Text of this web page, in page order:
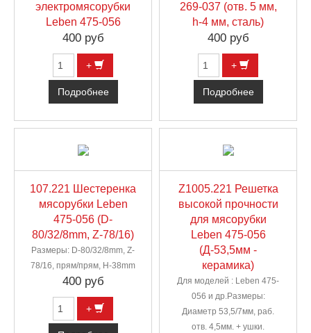
электромясорубки
Leben 475-056
400 руб
+
Подробнее
269-037 (отв. 5 мм,
h-4 мм, сталь)
400 руб
+
Подробнее
107.221 Шестеренка
мясорубки Leben
475-056 (D-
80/32/8mm, Z-78/16)
Размеры: D-80/32/8mm, Z-
78/16, прям/прям, H-38mm
400 руб
+
Z1005.221 Решетка
высокой прочности
для мясорубки
Leben 475-056
(Д-53,5мм -
керамика)
Для моделей : Leben 475-
056 и др.Размеры:
Диаметр 53,5/7мм, раб.
отв. 4,5мм. + ушки.